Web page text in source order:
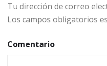
Tu dirección de correo
Los campos obligatorios
Comentario